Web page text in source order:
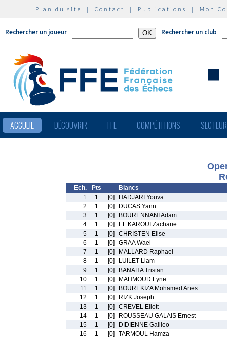
Plan du site | Contact | Publications | Mon
Rechercher un joueur Rechercher un club
ACCUEIL DÉCOUVRIR FFE COMPÉTITIONS
Ech. Pts
Blancs
1
1 [0]
HADJARI Youva
2
1 [0]
DUCAS Yann
3
1 [0]
BOURENNANI Adam
4
1 [0]
EL KAROUI Zacharie
5
1 [0]
CHRISTEN Elise
6
1 [0]
GRAA Wael
7
1 [0]
MALLARD Raphael
8
1 [0]
LUILET Liam
9
1 [0]
BANAHA Tristan
10
1 [0]
MAHMOUD Lyne
11
1 [0]
BOUREKIZA Mohamed Anes
12
1 [0]
RIZK Joseph
13
1 [0]
CREVEL Eliott
14
1 [0]
ROUSSEAU GALAIS Ernest
15
1 [0]
DIDIENNE Galileo
16
1 [0] TARMOUL Hamza